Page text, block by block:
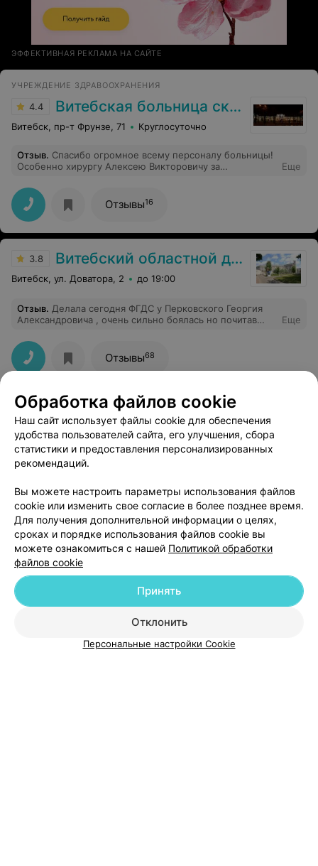
ЭФФЕКТИВНАЯ РЕКЛАМА НА САЙТЕ
УЧРЕЖДЕНИЕ ЗДРАВООХРАНЕНИЯ
4.4 Витебская больница скорой помощи
Витебск, пр-т Фрунзе, 71 Круглосуточно
Отзыв. Спасибо огромное всему персоналу больницы!
Особенно хирургу Алексею Викторовичу за
спасибо за Ваши золотые руки!!!
Еще
Отзывы16
3.8 Витебский областной диагностический центр
Витебск, ул. Доватора, 2 до 19:00
Отзыв. Делала сегодня ФГДС у Перковского Георгия
Александровича , очень сильно боялась но почитав
Врач очень подбадривал, все подробно обьяснял как и
что будет происходит, процедура сама длилась минуты
3-4, было неприятно но не более, ничего страшного
Еще
Отзывы68
Добавить компанию
Обработка файлов cookie
Наш сайт использует файлы cookie для обеспечения
удобства пользователей сайта, его улучшения, сбора
статистики и предоставления персонализированных
рекомендаций.
Вы можете настроить параметры использования файлов
cookie или изменить свое согласие в более позднее время.
Для получения дополнительной информации о целях,
сроках и порядке использования файлов cookie вы
можете ознакомиться с нашей Политикой обработки
файлов cookie
Отклонить
Принять
Персональные настройки Cookie